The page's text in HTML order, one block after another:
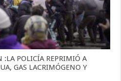
:LA POLICÍA REPRIMIÓ A
GAS LACRIMÓGENO Y